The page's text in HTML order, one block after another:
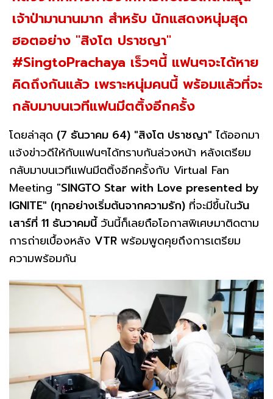
เจ้าป่ามานานมาก สำหรับ นักแสดงหนุ่มสุด
ฮอตอย่าง "สิงโต ปราชญา"
#SingtoPrachaya เร็วๆนี้ แฟนๆจะได้หาย
คิดถึงกันแล้ว เพราะหนุ่มคนนี้ พร้อมแล้วที่จะ
กลับมาบนเวทีแฟนมีตติ้งอีกครั้ง
โดยล่าสุด (7 ธันวาคม 64) "สิงโต ปราชญา" ได้ออกมา
แจ้งข่าวดีให้กับแฟนๆได้ทราบกันล่วงหน้า หลังเตรียม
กลับมาบนเวทีแฟนมีตติ้งอีกครั้งกับ Virtual Fan
Meeting "SINGTO Star with Love presented by
IGNITE" (ทุกอย่างเริ่มต้นจากความรัก) ที่จะมีขึ้นในวัน
เสาร์ที่ 11 ธันวาคมนี้ วันนี้ก็เลยถือโอกาสพิเศษมาติดตาม
การถ่ายเบื้องหลัง VTR พร้อมพูดคุยถึงการเตรียม
ความพร้อมกัน